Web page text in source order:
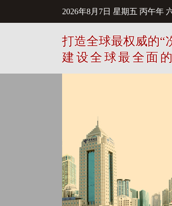
2026年8月7日 星期五 丙午年
打造全球最权威的“
建设全球最全面